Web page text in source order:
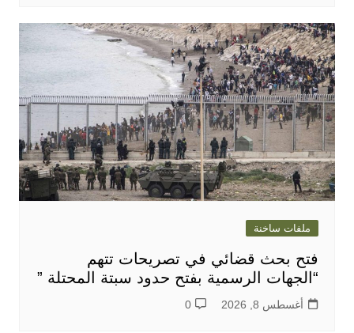
ملفات ساخنة
فتح بحث قضائي في تصريحات تتهم
“الجهات الرسمية بفتح حدود سبتة المحتلة ”
أغسطس 8, 2026 0